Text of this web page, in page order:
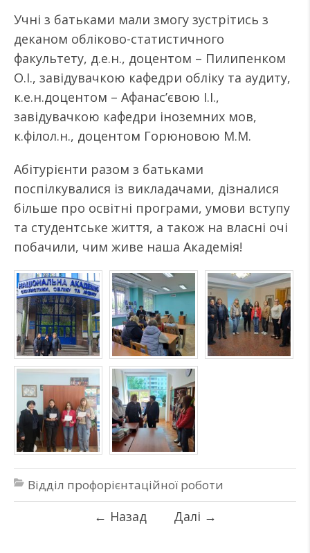
Учні з батьками мали змогу зустрітись з
деканом обліково-статистичного
факультету, д.е.н., доцентом – Пилипенком
О.І., завідувачкою кафедри обліку та аудиту,
к.е.н.доцентом – Афанас’євою І.І.,
завідувачкою кафедри іноземних мов,
к.філол.н., доцентом Горюновою М.М.
Абітурієнти разом з батьками
поспілкувалися із викладачами, дізналися
більше про освітні програми, умови вступу
та студентське життя, а також на власні очі
побачили, чим живе наша Академія!
Відділ профорієнтаційної роботи
← Назад Далі →